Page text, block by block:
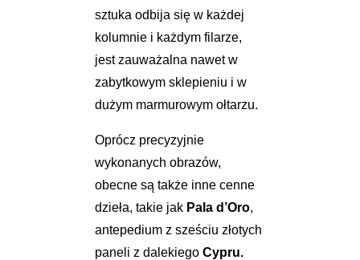
sztuka odbija się w każdej
kolumnie i każdym filarze,
jest zauważalna nawet w
zabytkowym sklepieniu i w
dużym marmurowym ołtarzu.
Oprócz precyzyjnie
wykonanych obrazów,
obecne są także inne cenne
dzieła, takie jak Pala d’Oro,
antepedium z sześciu złotych
paneli z dalekiego Cypru.